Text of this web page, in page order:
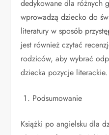
dedykowane dla różnych
wprowadzą dziecko do
literatury w sposób
jest również czytać
rodziców, aby wybrać
dziecka pozycje literackie.
Podsumowanie
Książki po angielsku dla